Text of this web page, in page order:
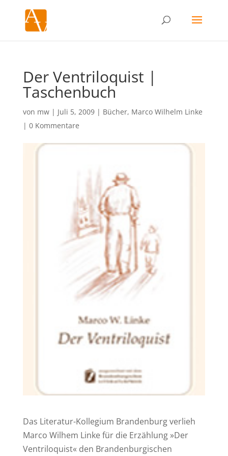
Der Ventriloquist |
Taschenbuch
von mw| Juli 5, 2009| Bücher, Marco Wilhelm Linke
| 0 Kommentare
Das Literatur-Kollegium Brandenburg verlieh
Marco Wilhem Linke für die Erzählung »Der
Ventriloquist« den Brandenburgischen